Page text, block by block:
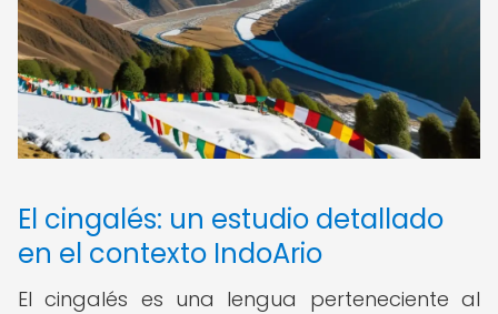
El cingalés: un estudio detallado
en el contexto IndoArio
El cingalés es una lengua perteneciente al